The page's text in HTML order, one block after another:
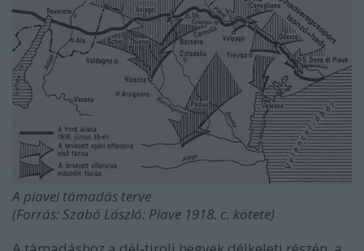
A piavei támadás terve
(Forrás: Szabó László: Piave 1918. c. kötete)